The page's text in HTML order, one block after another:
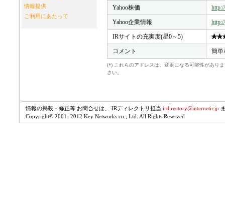
情報提供
ご利用にあたって
Yahoo株価
Yahoo企業情報
IRサイトの充実度(星0～5)
コメント 簡単
(*) これらのアドレスは、変更になる可能性があり
さい。
情報の掲載・修正等 お問合せは、 IRディレクトリ担当 irdirectory@internetir.jp
Copyright© 2001- 2012 Key Networks co., Ltd. All Rights Reserved